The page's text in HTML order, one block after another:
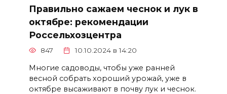
Правильно сажаем чеснок и лук в
октябре: рекомендации
Россельхозцентра
847 10.10.2024 в 14:20
Многие садоводы, чтобы уже ранней
весной собрать хороший урожай, уже в
октябре высаживают в почву лук и чеснок.